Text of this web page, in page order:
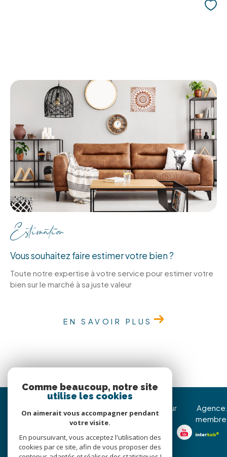
Estimation
Vous souhaitez faire estimer votre bien ?
Toute notre expertise à votre service pour estimer votre
bien sur le marché à sa juste valeur
EN SAVOIR PLUS
christophe@immojoy.com
8 Avenue Jean Pierre
Nous suivre sur
Agence
membre
Comme beaucoup, notre site
utilise les cookies
On aimerait vous accompagner pendant
votre visite.
En poursuivant, vous acceptez l'utilisation des
cookies par ce site, afin de vous proposer des